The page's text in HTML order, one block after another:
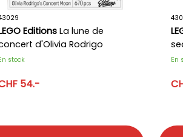
Editions La lune de
d'Olivia Rodrigo
stock
54.-
En